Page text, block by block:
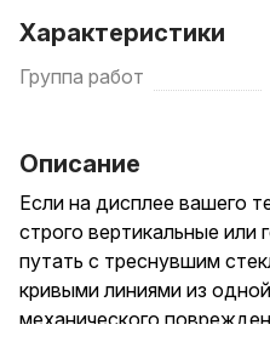
Характеристики
Группа работ
Описание
Если на дисплее вашего
строго вертикальные или
путать с треснувшим
кривыми линиями из
механического